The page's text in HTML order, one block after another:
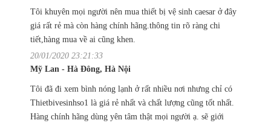
Tôi khuyên mọi người nên mua thiết bị vệ sinh caesar ở đây
giá rất rẻ mà còn hàng chính hãng.thông tin rõ ràng chi
tiết,hàng mua về ai cũng khen.
20/01/2020 23:21:33
Mỹ Lan - Hà Đông, Hà Nội
Tôi đã đi xem bình nóng lạnh ở rất nhiều nơi nhưng chỉ có
Thietbivesinhso1 là giá rẻ nhất và chất lượng cũng tốt nhất.
Hàng chính hãng dùng yên tâm thật mọi người ạ. sẽ giới